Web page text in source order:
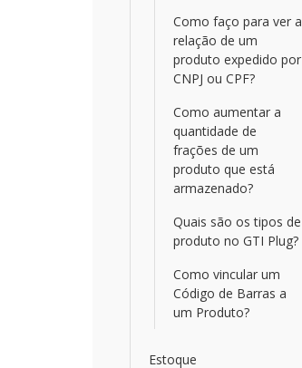
Como faço para ver a
relação de um
produto expedido por
CNPJ ou CPF?
Como aumentar a
quantidade de
frações de um
produto que está
armazenado?
Quais são os tipos de
produto no GTI Plug?
Como vincular um
Código de Barras a
um Produto?
Estoque